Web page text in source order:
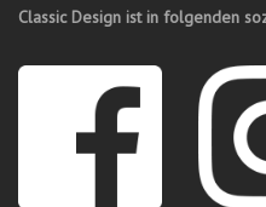
Classic Design ist in folgenden